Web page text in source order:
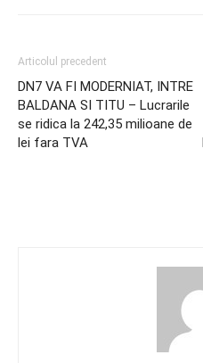
Articolul precedent
DN7 VA FI MODERNIAT, INTRE
BALDANA SI TITU – Lucrarile
se ridica la 242,35 milioane de
lei fara TVA